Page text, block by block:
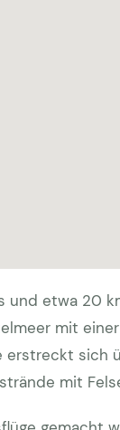
und etwa 20
mit
erstreckt sich
mit